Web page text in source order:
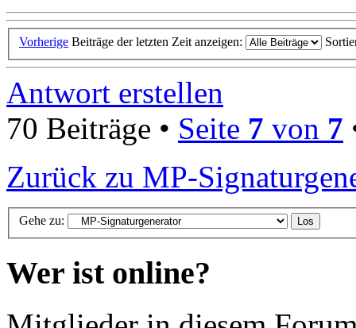
Vorherige Beiträge der letzten Zeit anzeigen:
Antwort erstellen
70 Beiträge • Seite 7 von 7
Zurück zu MP-
Gehe zu:
Wer ist online?